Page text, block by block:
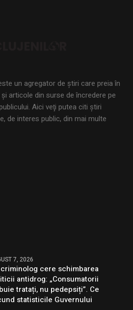
un agregator de ştiri care preia în
articole din surse de încredere pe
Aici veţi putea citi ştiri
de interes public, din mai multe
7, 2026
criminolog cere schimbarea
antidrog: „Consumatorii
tratați, nu pedepsiți”. Ce
statisticile Guvernului